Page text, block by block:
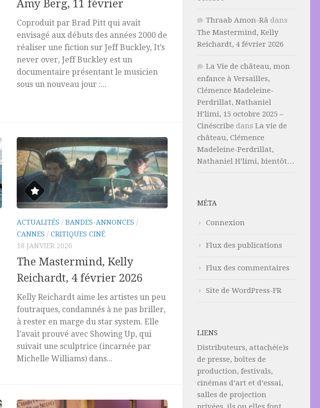
Amy Berg, 11 février
Coproduit par Brad Pitt qui avait
envisagé aux débuts des années 2000 de
réaliser une fiction sur Jeff Buckley, It’s
never over, Jeff Buckley est un
documentaire présentant le musicien
sous un nouveau jour :...
ACTUALITÉS / BANDES-ANNONCES /
CANNES / CRITIQUES CINÉ
18 JANVIER 2026
The Mastermind, Kelly
Reichardt, 4 février 2026
Kelly Reichardt aime les artistes un peu
foutraques, condamnés à ne pas briller,
à rester en marge du star system. Elle
l’avait prouvé avec Showing Up, qui
suivait une sculptrice (incarnée par
Michelle Williams) dans...
Thraab Amon-Râ dans
The Mastermind, Kelly
Reichardt, 4 février 2026
La Vie de château, mon
enfance à Versailles,
Clémence Madeleine-
Perdrillat, Nathaniel
H’limi, 15 octobre 2025 –
Cinéscribe dans La vie de
château, Clémence
Madeleine-Perdrillat,
Nathaniel H’limi, bientôt…
MÉTA
Connexion
Flux des publications
Flux des commentaires
Site de WordPress-FR
LIENS
Distributeurs, attaché(e)s
de presse, boîtes de
production, festivals,
cinémas d’art et d’essai,
salles de projection